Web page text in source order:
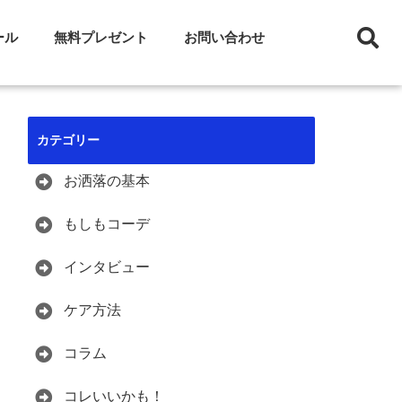
ル 無料プレゼント お問い合わせ
カテゴリー
お洒落の基本
もしもコーデ
インタビュー
ケア方法
コラム
コレいいかも！